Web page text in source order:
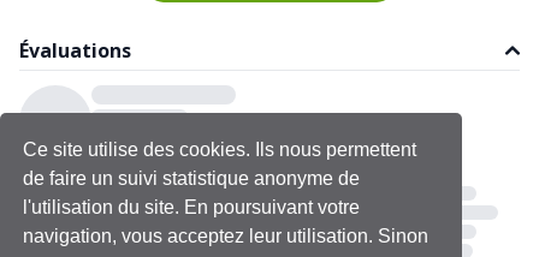
Ce site utilise des cookies. Ils nous permettent
de faire un suivi statistique anonyme de
l'utilisation du site. En poursuivant votre
navigation, vous acceptez leur utilisation. Sinon
Évaluations